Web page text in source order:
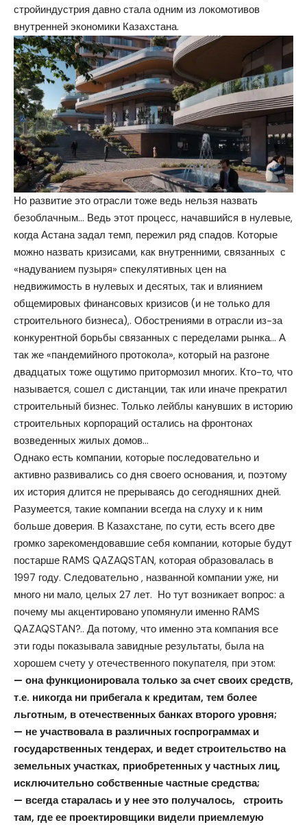
стройиндустрия давно стала одним из локомотивов
внутренней экономики Казахстана.
Но развитие это отрасли тоже ведь нельзя назвать
безоблачным… Ведь этот процесс, начавшийся в нулевые,
когда Астана задал темп, пережил ряд спадов. Которые
можно назвать кризисами, как внутренними, связанных с
«надуванием пузыря» спекулятивных цен на
недвижимость в нулевых и десятых, так и влиянием
общемировых финансовых кризисов (и не только для
строительного бизнеса),. Обострениями в отрасли из-за
конкурентной борьбы связанных с переделами рынка… А
так же «пандемийного протокола», который на разгоне
двадцатых тоже ощутимо притормозил многих. Кто-то, что
называется, сошел с дистанции, так или иначе прекратил
строительный бизнес. Только лейблы канувших в историю
строительных корпораций остались на фронтонах
возведенных жилых домов…
Однако есть компании, которые последовательно и
активно развивались со дня своего основания, и, поэтому
их история длится не прерываясь до сегодняшних дней.
Разумеется, такие компании всегда на слуху и к ним
больше доверия. В Казахстане, по сути, есть всего две
громко зарекомендовавшие себя компании, которые будут
постарше RAMS QAZAQSTAN, которая образовалась в
1997 году. Следовательно , названной компании уже, ни
много ни мало, целых 27 лет. Но тут возникает вопрос: а
почему мы акцентировано упомянули именно RAMS
QAZAQSTAN?.. Да потому, что именно эта компания все
эти годы показывала завидные результаты, была на
хорошем счету у отечественного покупателя, при этом:
— она функционировала только за счет своих средств,
т.е. никогда ни прибегала к кредитам, тем более
льготным, в отечественных банках второго уровня;
— не участвовала в различных госпрограммах и
государственных тендерах, и ведет строительство на
земельных участках, приобретенных у частных лиц,
исключительно собственные частные средства;
— всегда старалась и у нее это получалось, строить
там, где ее проектировщики видели приемлемую